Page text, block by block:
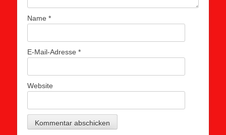
Name *
E-Mail-Adresse *
Website